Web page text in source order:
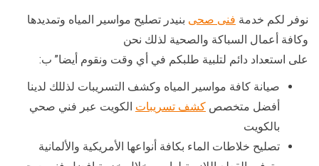
نوفر لكم خدمة فنى صحى بنيدر تصليح مواسير المياه وتمديدها
وكافة أعمال السباكة والصحية لذلك نحن
على استعداد دائم لتلبية طلبكم في أي وقت ونقوم أيضا” ب:
صيانة كافة مواسير المياه وكشف التسريبات لذللك لدينا
أفضل متخصص كشف تسريبات الكويت عبر فني صحي
بالكويت
تصليح خلاطات الماء بكافة أنواعها الأمريكية والألمانية